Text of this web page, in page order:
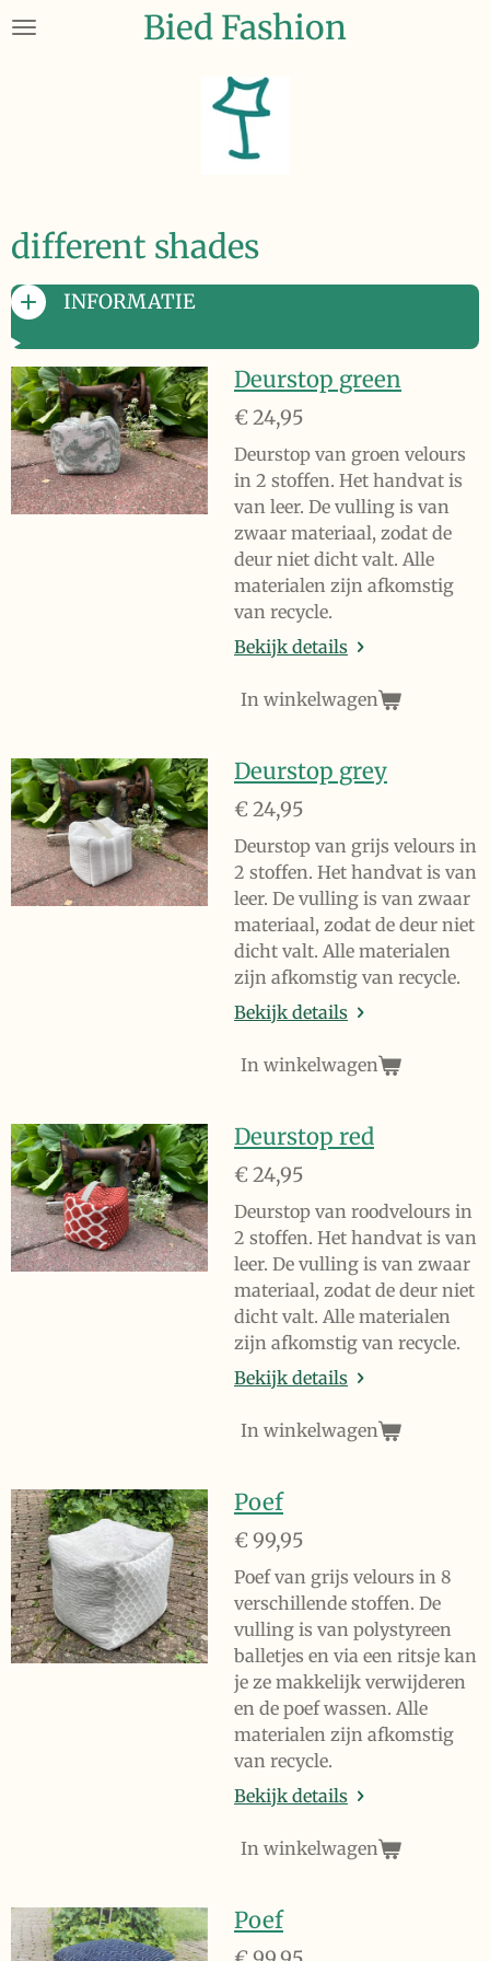
Ga
Bied Fashion
different shades
INFORMATIE
Deurstop green
€ 24,95
Deurstop van groen velours
in 2 stoffen. Het handvat is
van leer. De vulling is van
zwaar materiaal, zodat de
deur niet dicht valt. Alle
materialen zijn afkomstig
van recycle.
Bekijk details
In winkelwagen
Deurstop grey
€ 24,95
Deurstop van grijs velours in
2 stoffen. Het handvat is van
leer. De vulling is van zwaar
materiaal, zodat de deur niet
dicht valt. Alle materialen
zijn afkomstig van recycle.
Bekijk details
In winkelwagen
Deurstop red
€ 24,95
Deurstop van roodvelours in
2 stoffen. Het handvat is van
leer. De vulling is van zwaar
materiaal, zodat de deur niet
dicht valt. Alle materialen
zijn afkomstig van recycle.
Bekijk details
In winkelwagen
Poef
€ 99,95
Poef van grijs velours in 8
verschillende stoffen. De
vulling is van polystyreen
balletjes en via een ritsje kan
je ze makkelijk verwijderen
en de poef wassen. Alle
materialen zijn afkomstig
van recycle.
Bekijk details
In winkelwagen
Poef